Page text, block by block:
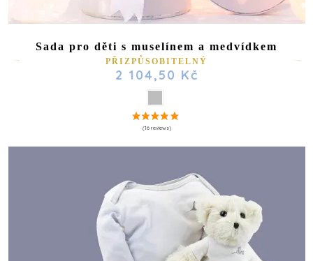
Sada pro děti s muselínem a medvídkem
PŘIZPŮSOBITELNÝ
2 104,50 Kč